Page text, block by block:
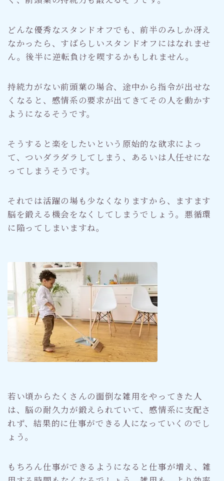
どんな優秀なスタンドオフでも、前半のみしか冴え
なかったら、すばらしいスタンドオフにはなれませ
ん。後半に逆転負けを喫するかもしれません。
持続力がない前頭葉の場合、途中から指令が出せな
くなると、感情系の要求が出てきてその人を動かす
ようになるそうです。
そうすると楽をしたいという原始的な欲求によっ
て、ついダラダラしてしまう、あるいは人任せにな
ってしまうそうです。
それでは活躍の場も少なくなりますから、ますます
脳を鍛える機会をなくしてしまうでしょう。悪循環
に陥ってしまいますね。
若い頃からたくさんの面倒な雑用をやってきた人
は、脳の耐久力が鍛えられていて、感情系に支配さ
れず、結果的に仕事ができる人になっていくのでし
ょう。
もちろん仕事ができるようになると仕事が増え、雑